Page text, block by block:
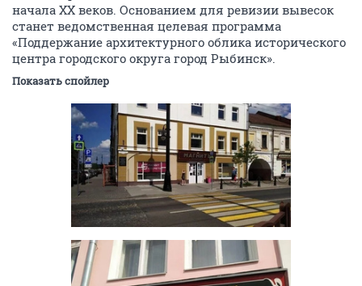
начала XX веков. Основанием для ревизии вывесок
станет ведомственная целевая программа
«Поддержание архитектурного облика исторического
центра городского округа город Рыбинск».
Показать спойлер